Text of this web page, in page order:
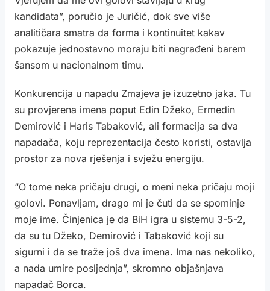
kandidata”, poručio je Juričić, dok sve više
analitičara smatra da forma i kontinuitet kakav
pokazuje jednostavno moraju biti nagrađeni barem
šansom u nacionalnom timu.
Konkurencija u napadu Zmajeva je izuzetno jaka. Tu
su provjerena imena poput Edin Džeko, Ermedin
Demirović i Haris Tabaković, ali formacija sa dva
napadača, koju reprezentacija često koristi, ostavlja
prostor za nova rješenja i svježu energiju.
“O tome neka pričaju drugi, o meni neka pričaju moji
golovi. Ponavljam, drago mi je čuti da se spominje
moje ime. Činjenica je da BiH igra u sistemu 3-5-2,
da su tu Džeko, Demirović i Tabaković koji su
sigurni i da se traže još dva imena. Ima nas nekoliko,
a nada umire posljednja”, skromno objašnjava
napadač Borca.